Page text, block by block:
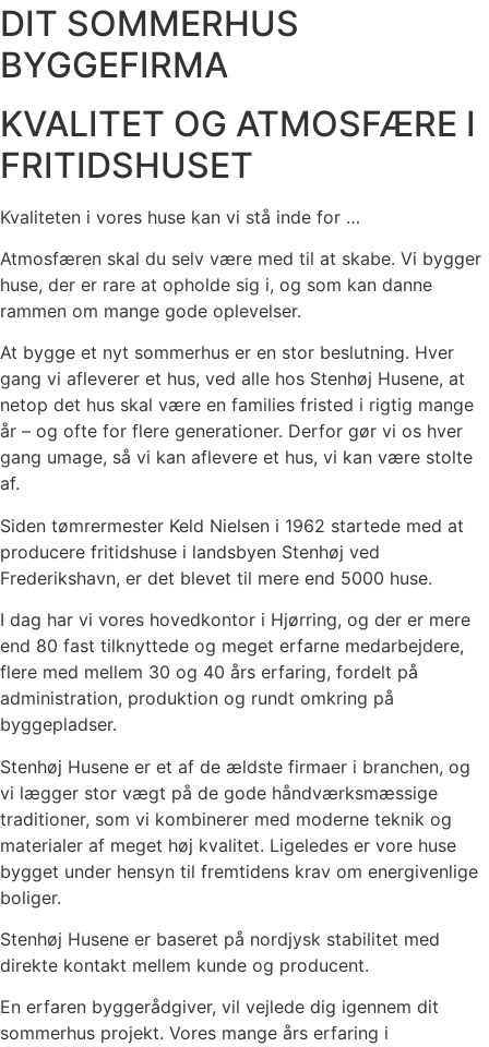
DIT SOMMERHUS
BYGGEFIRMA
KVALITET OG ATMOSFÆRE I
FRITIDSHUSET
Kvaliteten i vores huse kan vi stå inde for …
Atmosfæren skal du selv være med til at skabe. Vi bygger
huse, der er rare at opholde sig i, og som kan danne
rammen om mange gode oplevelser.
At bygge et nyt sommerhus er en stor beslutning. Hver
gang vi afleverer et hus, ved alle hos Stenhøj Husene, at
netop det hus skal være en families fristed i rigtig mange
år – og ofte for flere generationer. Derfor gør vi os hver
gang umage, så vi kan aflevere et hus, vi kan være stolte
af.
Siden tømrermester Keld Nielsen i 1962 startede med at
producere fritidshuse i landsbyen Stenhøj ved
Frederikshavn, er det blevet til mere end 5000 huse.
I dag har vi vores hovedkontor i Hjørring, og der er mere
end 80 fast tilknyttede og meget erfarne medarbejdere,
flere med mellem 30 og 40 års erfaring, fordelt på
administration, produktion og rundt omkring på
byggepladser.
Stenhøj Husene er et af de ældste firmaer i branchen, og
vi lægger stor vægt på de gode håndværksmæssige
traditioner, som vi kombinerer med moderne teknik og
materialer af meget høj kvalitet. Ligeledes er vore huse
bygget under hensyn til fremtidens krav om energivenlige
boliger.
Stenhøj Husene er baseret på nordjysk stabilitet med
direkte kontakt mellem kunde og producent.
En erfaren byggerådgiver, vil vejlede dig igennem dit
sommerhus projekt. Vores mange års erfaring i